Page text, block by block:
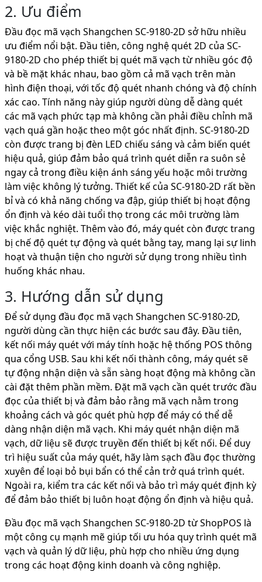
2. Ưu điểm
Đầu đọc mã vạch Shangchen SC-9180-2D sở hữu nhiều
ưu điểm nổi bật. Đầu tiên, công nghệ quét 2D của SC-
9180-2D cho phép thiết bị quét mã vạch từ nhiều góc độ
và bề mặt khác nhau, bao gồm cả mã vạch trên màn
hình điện thoại, với tốc độ quét nhanh chóng và độ chính
xác cao. Tính năng này giúp người dùng dễ dàng quét
các mã vạch phức tạp mà không cần phải điều chỉnh mã
vạch quá gần hoặc theo một góc nhất định. SC-9180-2D
còn được trang bị đèn LED chiếu sáng và cảm biến quét
hiệu quả, giúp đảm bảo quá trình quét diễn ra suôn sẻ
ngay cả trong điều kiện ánh sáng yếu hoặc môi trường
làm việc không lý tưởng. Thiết kế của SC-9180-2D rất bền
bỉ và có khả năng chống va đập, giúp thiết bị hoạt động
ổn định và kéo dài tuổi thọ trong các môi trường làm
việc khắc nghiệt. Thêm vào đó, máy quét còn được trang
bị chế độ quét tự động và quét bằng tay, mang lại sự linh
hoạt và thuận tiện cho người sử dụng trong nhiều tình
huống khác nhau.
3. Hướng dẫn sử dụng
Để sử dụng đầu đọc mã vạch Shangchen SC-9180-2D,
người dùng cần thực hiện các bước sau đây. Đầu tiên,
kết nối máy quét với máy tính hoặc hệ thống POS thông
qua cổng USB. Sau khi kết nối thành công, máy quét sẽ
tự động nhận diện và sẵn sàng hoạt động mà không cần
cài đặt thêm phần mềm. Đặt mã vạch cần quét trước đầu
đọc của thiết bị và đảm bảo rằng mã vạch nằm trong
khoảng cách và góc quét phù hợp để máy có thể dễ
dàng nhận diện mã vạch. Khi máy quét nhận diện mã
vạch, dữ liệu sẽ được truyền đến thiết bị kết nối. Để duy
trì hiệu suất của máy quét, hãy làm sạch đầu đọc thường
xuyên để loại bỏ bụi bẩn có thể cản trở quá trình quét.
Ngoài ra, kiểm tra các kết nối và bảo trì máy quét định kỳ
để đảm bảo thiết bị luôn hoạt động ổn định và hiệu quả.
Đầu đọc mã vạch Shangchen SC-9180-2D từ ShopPOS là
một công cụ mạnh mẽ giúp tối ưu hóa quy trình quét mã
vạch và quản lý dữ liệu, phù hợp cho nhiều ứng dụng
trong các hoạt động kinh doanh và công nghiệp.